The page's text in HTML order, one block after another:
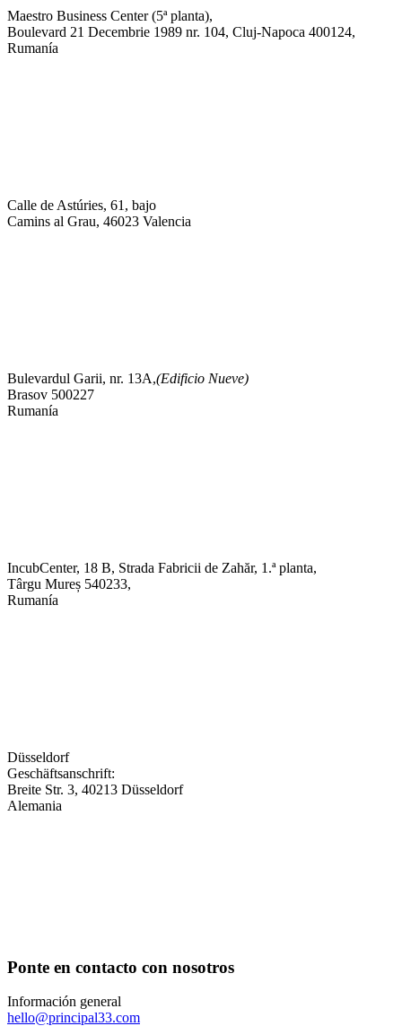
Maestro Business Center (5ª planta),
Boulevard 21 Decembrie 1989 nr. 104, Cluj-Napoca 400124,
Rumanía
Calle de Astúries, 61, bajo
Camins al Grau, 46023 Valencia
Bulevardul Garii, nr. 13A,(Edificio Nueve)
Brasov 500227
Rumanía
IncubCenter, 18 B, Strada Fabricii de Zahăr, 1.ª planta,
Târgu Mureș 540233,
Rumanía
Düsseldorf
Geschäftsanschrift:
Breite Str. 3, 40213 Düsseldorf
Alemania
Ponte en contacto con nosotros
Información general
hello@principal33.com